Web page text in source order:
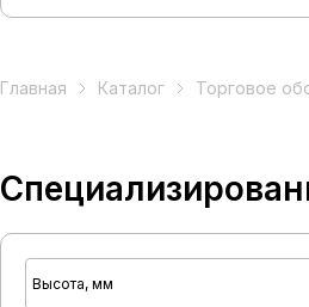
Главная Каталог Торговое
Высота, мм